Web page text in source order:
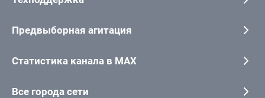
Предвыборная агитация
Статистика канала в MAX
Все города сети